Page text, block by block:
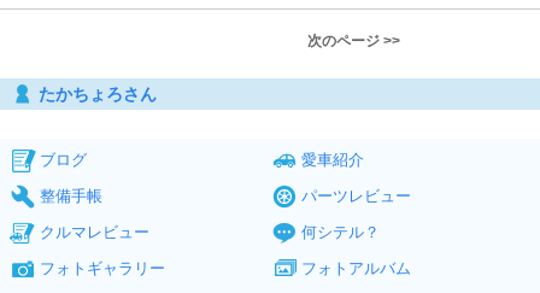
次のページ >>
たかちょろさん
ブログ
愛車紹介
整備手帳
パーツレビュー
クルマレビュー
何シテル？
フォトギャラリー
フォトアルバム